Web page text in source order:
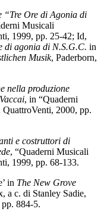
“Tre Ore di Agonia di
Musicali
1999, pp. 25-42; Id,
di agonia di N.S.G.C. in
Musik, Paderborn,
nella produzione
, in “Quaderni
2000, pp.
e costruttori di
, “Quaderni Musicali
1999, pp. 68-133.
in The New Grove
a c. di Stanley Sadie,
884-5.